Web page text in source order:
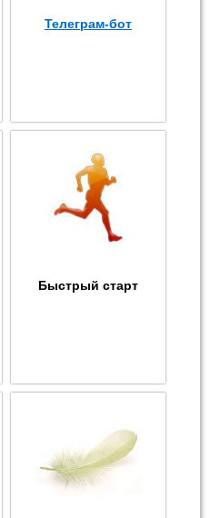
Телеграм-бот
Быстрый старт